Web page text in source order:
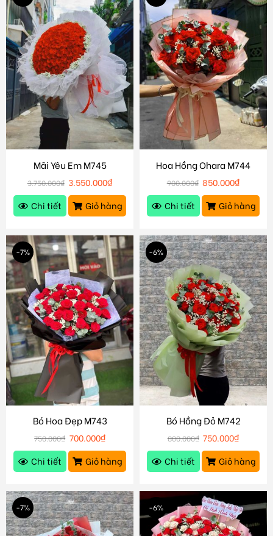
Mãi Yêu Em M745
3.750.000₫ 3.550.000₫
Chi tiết
Giỏ hàng
Hoa Hồng Ohara M744
900.000₫ 850.000₫
Chi tiết
Giỏ hàng
-7%
Bó Hoa Đẹp M743
750.000₫ 700.000₫
Chi tiết
Giỏ hàng
-6%
Bó Hồng Đỏ M742
800.000₫ 750.000₫
Chi tiết
Giỏ hàng
-7% -6%